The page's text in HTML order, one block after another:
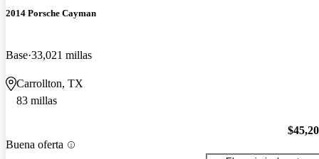
2014 Porsche Cayman
Base 33,021 millas
Carrollton, TX
83 millas
Buena oferta